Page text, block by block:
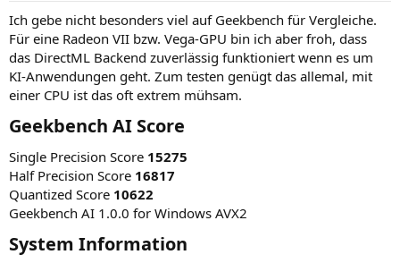
Ich gebe nicht besonders viel auf Geekbench für Vergleiche.
Für eine Radeon VII bzw. Vega-GPU bin ich aber froh, dass
das DirectML Backend zuverlässig funktioniert wenn es um
KI-Anwendungen geht. Zum testen genügt das allemal, mit
einer CPU ist das oft extrem mühsam.
Geekbench AI Score​
Single Precision Score 15275
Half Precision Score 16817
Quantized Score 10622
Geekbench AI 1.0.0 for Windows AVX2
System Information​